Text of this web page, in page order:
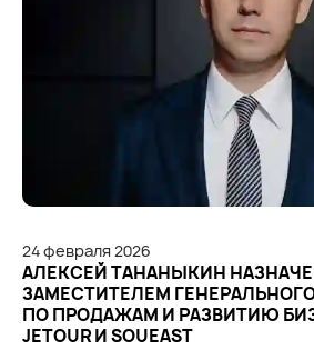
24февраля2026
АЛЕКСЕЙ ТАНАНЫКИН
ЗАМЕСТИТЕЛЕМ
ПО ПРОДАЖАМ И РАЗВИТИЮ
JETOUR И SOUEAST